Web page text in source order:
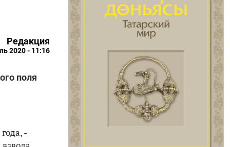
Редакция
2020 - 11:16
поля
-